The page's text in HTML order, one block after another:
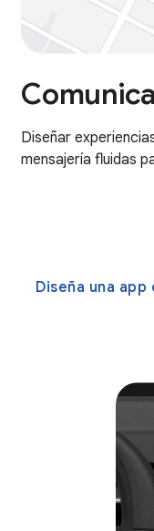
Diseñar
mensajería fluidas
Diseña una app de